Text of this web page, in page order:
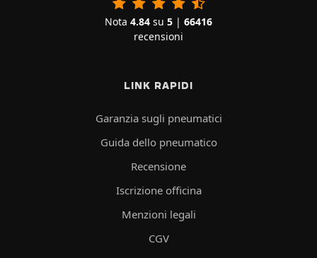
Nota 4.84 su 5 | 66416
recensioni
LINK RAPIDI
Garanzia sugli pneumatici
Guida dello pneumatico
Recensione
Iscrizione officina
Menzioni legali
CGV